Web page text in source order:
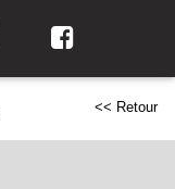
<< Retour